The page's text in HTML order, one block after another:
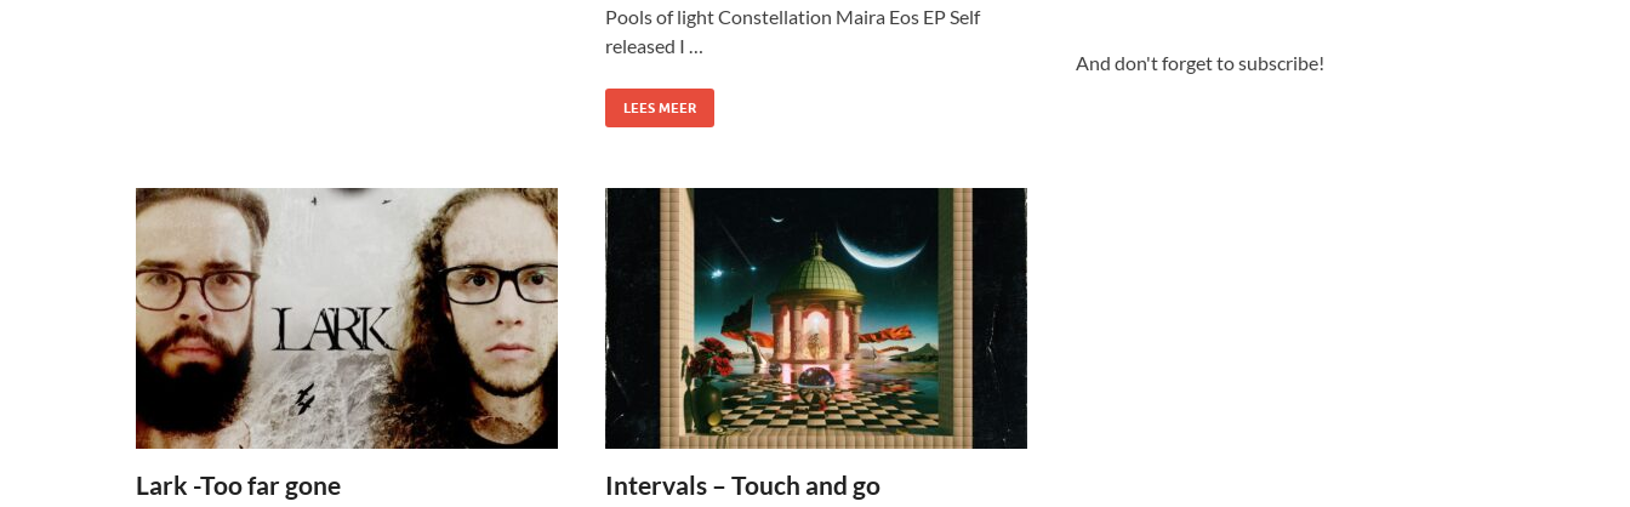
Pools of light Constellation Maira Eos EP Self
released I …
LEES MEER
Lark -Too far gone Intervals – Touch and go
And don't forget to subscribe!